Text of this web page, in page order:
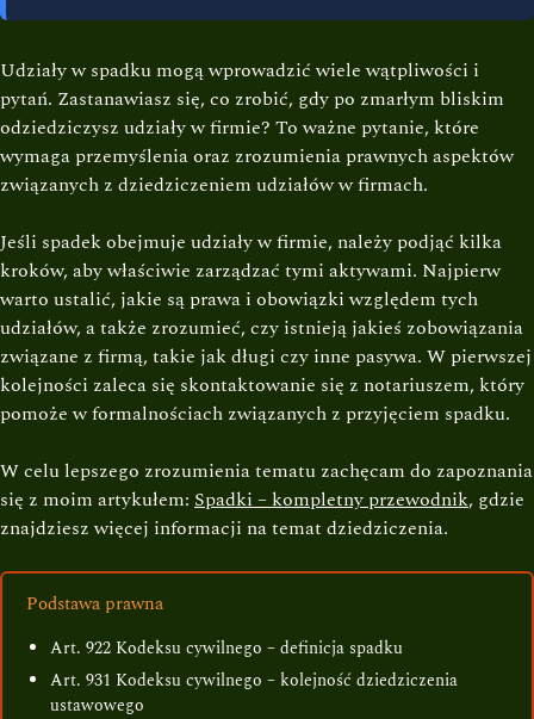
Udziały w spadku mogą wprowadzić wiele wątpliwości i
pytań. Zastanawiasz się, co zrobić, gdy po zmarłym bliskim
odziedziczysz udziały w firmie? To ważne pytanie, które
wymaga przemyślenia oraz zrozumienia prawnych aspektów
związanych z dziedziczeniem udziałów w firmach.
Jeśli spadek obejmuje udziały w firmie, należy podjąć kilka
kroków, aby właściwie zarządzać tymi aktywami. Najpierw
warto ustalić, jakie są prawa i obowiązki względem tych
udziałów, a także zrozumieć, czy istnieją jakieś zobowiązania
związane z firmą, takie jak długi czy inne pasywa. W pierwszej
kolejności zaleca się skontaktowanie się z notariuszem, który
pomoże w formalnościach związanych z przyjęciem spadku.
W celu lepszego zrozumienia tematu zachęcam do zapoznania
się z moim artykułem: Spadki – kompletny przewodnik, gdzie
znajdziesz więcej informacji na temat dziedziczenia.
Podstawa prawna
Art. 922 Kodeksu cywilnego – definicja spadku
Art. 931 Kodeksu cywilnego – kolejność dziedziczenia
ustawowego